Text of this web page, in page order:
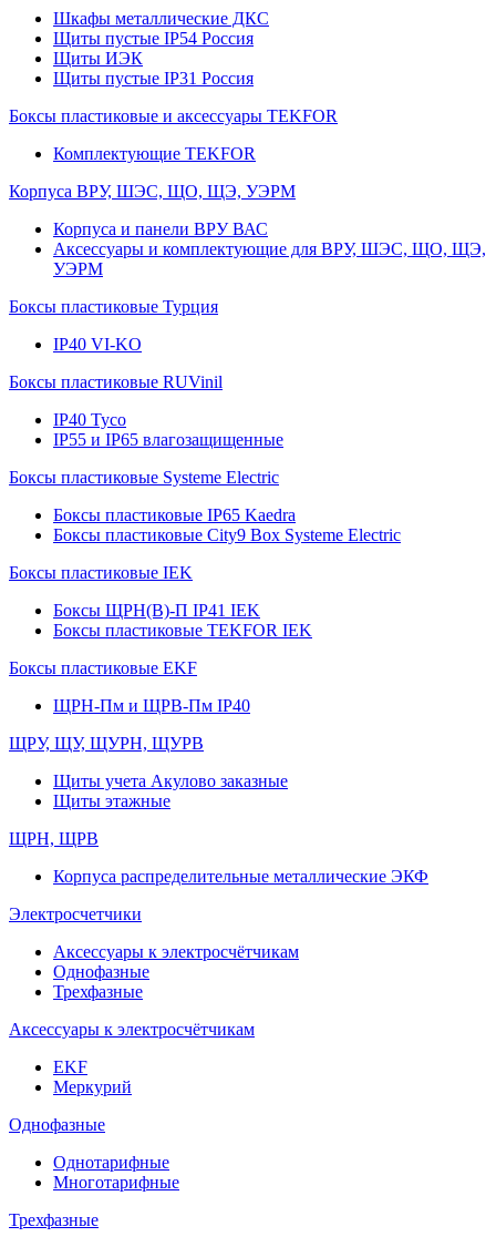
Шкафы металлические ДКС
Щиты пустые IP54 Россия
Щиты ИЭК
Щиты пустые IP31 Россия
Боксы пластиковые и аксессуары TEKFOR
Комплектующие TEKFOR
Корпуса ВРУ, ШЭС, ЩО, ЩЭ, УЭРМ
Корпуса и панели ВРУ ВАС
Аксессуары и комплектующие для ВРУ, ШЭС, ЩО, ЩЭ,
УЭРМ
Боксы пластиковые Турция
IP40 VI-KO
Боксы пластиковые RUVinil
IP40 Тусо
IP55 и IP65 влагозащищенные
Боксы пластиковые Systeme Electric
Боксы пластиковые IP65 Kaedra
Боксы пластиковые City9 Box Systeme Electric
Боксы пластиковые IEK
Боксы ЩРН(В)-П IP41 IEK
Боксы пластиковые TEKFOR IEK
Боксы пластиковые EKF
ЩРН-Пм и ЩРВ-Пм IP40
ЩРУ, ЩУ, ЩУРН, ЩУРВ
Щиты учета Акулово заказные
Щиты этажные
ЩРН, ЩРВ
Корпуса распределительные металлические ЭКФ
Электросчетчики
Аксессуары к электросчётчикам
Однофазные
Трехфазные
Аксессуары к электросчётчикам
EKF
Меркурий
Однофазные
Однотарифные
Многотарифные
Трехфазные